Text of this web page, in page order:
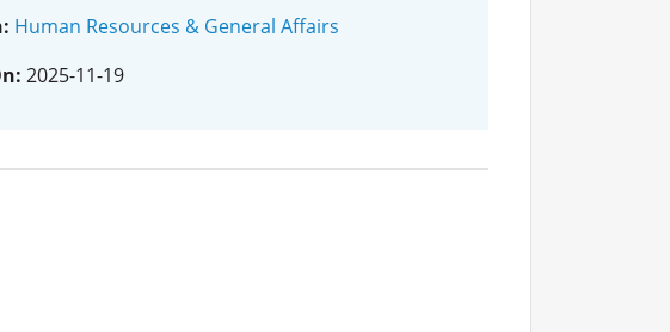
Human Resources & General Affairs
2025-11-19